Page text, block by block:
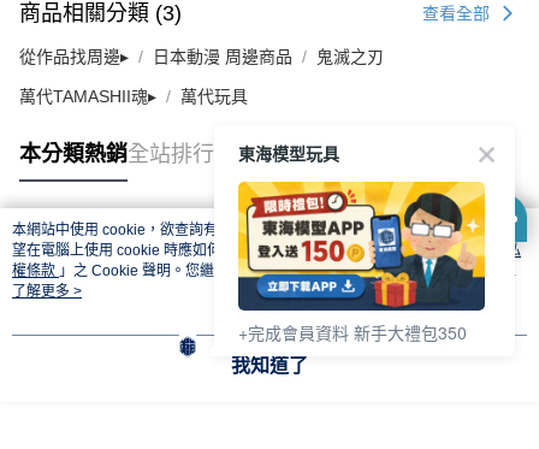
商品相關分類 (3) 查看全部
從作品找周邊▸ 日本動漫 周邊商品 鬼滅之刃
萬代TAMASHII魂▸ 萬代玩具
本分類熱銷全站排行
熱門標籤
本網站中使用 cookie，欲查詢有關本網站使用 cookie 方式之詳情，及若您不希
望在電腦上使用 cookie 時應如何變更電腦的 cookie 設定，請參閱本網站「
隱私
權條款 」之 Cookie 聲明。您繼續使用本網站即表示您同意本公司得按本網站使
用條款之 Cookie 聲明使用 cookie。
了解更多 >
我知道了
東海模型玩具
+完成會員資料 新手大禮包350